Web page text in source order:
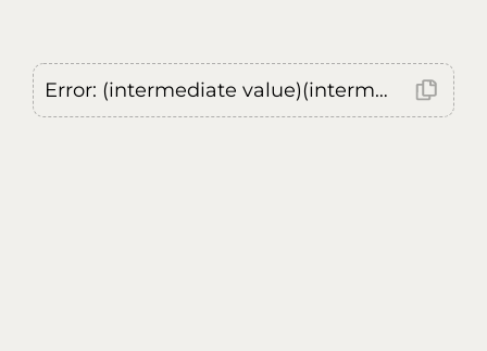
Error: (intermediate value)(intermediate value)(intermediate value).replaceAll is not a function